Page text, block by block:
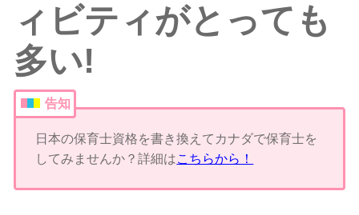
ィビティがとっても
多い!
告知
日本の保育士資格を書き換えてカナダで保育士を
してみませんか？詳細はこちらから！